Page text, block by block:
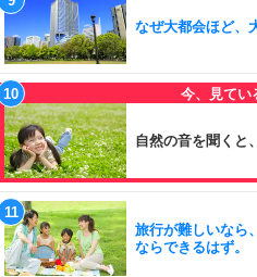
なぜ大都会ほど、
自然の音を聞くと
旅行が難しいなら
ならできるはず。